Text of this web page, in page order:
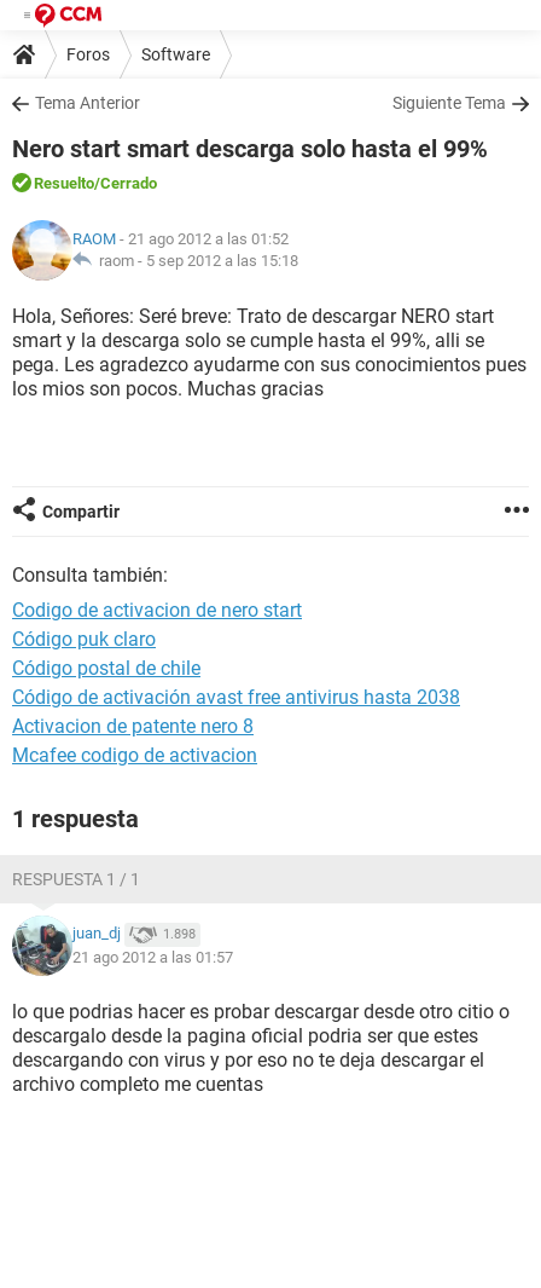
Foros Software
Tema Anterior Siguiente Tema
Nero start smart descarga solo hasta el 99%
Resuelto/Cerrado
RAOM - 21 ago 2012 a las 01:52
raom - 5 sep 2012 a las 15:18
Hola, Señores: Seré breve: Trato de descargar NERO start
smart y la descarga solo se cumple hasta el 99%, alli se
pega. Les agradezco ayudarme con sus conocimientos pues
los mios son pocos. Muchas gracias
Compartir
Consulta también:
Codigo de activacion de nero start
Código puk claro
Código postal de chile
Código de activación avast free antivirus hasta 2038
Activacion de patente nero 8
Mcafee codigo de activacion
1 respuesta
RESPUESTA 1 / 1
juan_dj 1.898
21 ago 2012 a las 01:57
lo que podrias hacer es probar descargar desde otro citio o
descargalo desde la pagina oficial podria ser que estes
descargando con virus y por eso no te deja descargar el
archivo completo me cuentas